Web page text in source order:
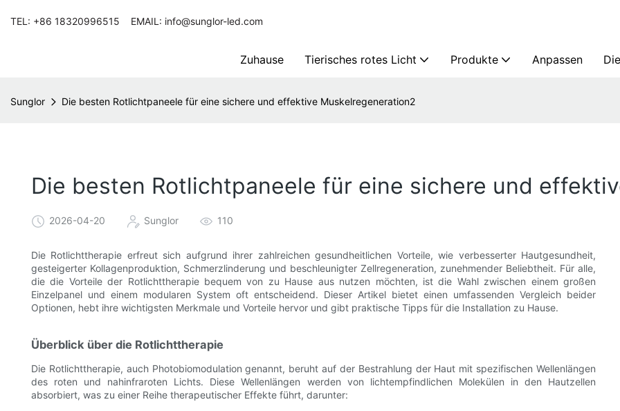
TEL: +86 18320996515 EMAIL: info@sunglor-led.com
Zuhause Tierisches rotes Licht Produkte Anpassen
Sunglor Die besten Rotlichtpaneele für eine sichere und effektive Muskelregeneration2
Die besten Rotlichtpaneele für eine sichere und
2026-04-20 Sunglor 110
Die Rotlichttherapie erfreut sich aufgrund ihrer zahlreichen gesundheitlichen Vorteile, wie verbesserter Hautgesundheit,
gesteigerter Kollagenproduktion, Schmerzlinderung und beschleunigter Zellregeneration, zunehmender Beliebtheit. Für alle,
die die Vorteile der Rotlichttherapie bequem von zu Hause aus nutzen möchten, ist die Wahl zwischen einem großen
Einzelpanel und einem modularen System oft entscheidend. Dieser Artikel bietet einen umfassenden Vergleich beider
Optionen, hebt ihre wichtigsten Merkmale und Vorteile hervor und gibt praktische Tipps für die Installation zu Hause.
Überblick über die Rotlichttherapie
Die Rotlichttherapie, auch Photobiomodulation genannt, beruht auf der Bestrahlung der Haut mit spezifischen Wellenlängen
des roten und nahinfraroten Lichts. Diese Wellenlängen werden von lichtempfindlichen Molekülen in den Hautzellen
absorbiert, was zu einer Reihe therapeutischer Effekte führt, darunter: